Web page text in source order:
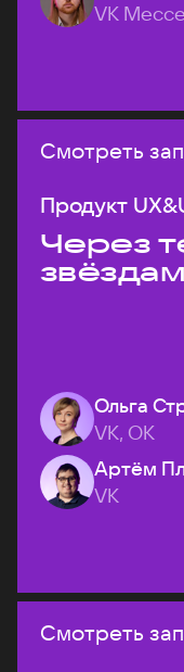
VK
Смотреть
Продукт
Через
Ольга
VK, ОК
Артём
VK
Смотреть